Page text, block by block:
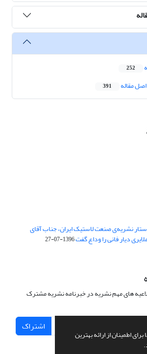
اطمینان از ارائه بهترین
252
مقاله 391
نشریه‌ی صنعت لاستیک ایران، جناب آقای
دیار فانی را وداع گفت1396-07-27
های مهم نشریه در خبرنامه نشریه مشترک
اشتراک